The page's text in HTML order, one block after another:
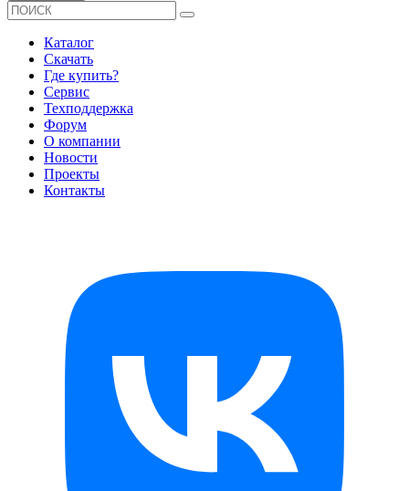
Каталог
Скачать
Где купить?
Сервис
Техподдержка
Форум
О компании
Новости
Проекты
Контакты